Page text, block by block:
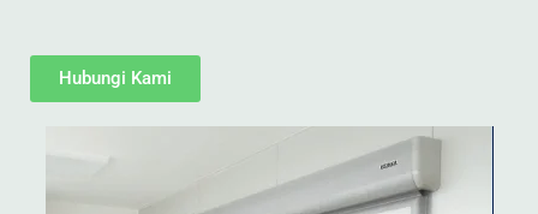
Hubungi Kami